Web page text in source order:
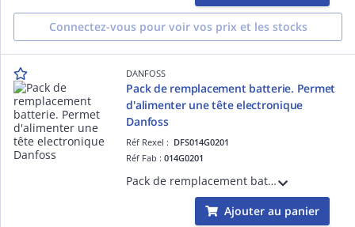
Connectez-vous pour voir vos prix et les stocks
DANFOSS
Pack de remplacement batterie. Permet
d'alimenter une tête electronique
Danfoss
Réf Rexel : DFS014G0201
Réf Fab :014G0201
Pack de remplacement batterie. Permet d'alimenter une tête electronique Danfoss directement en 230V CA, Sans piles.
Ajouter au panier